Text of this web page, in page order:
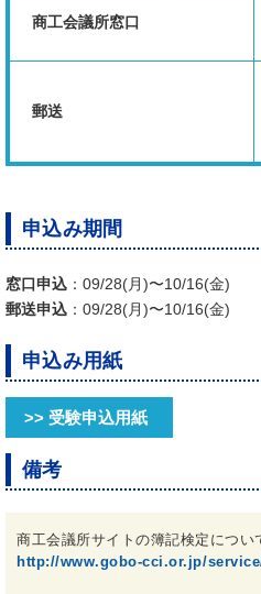
商工会議所窓口
郵送
申込み期間
窓口申込 ：09/28(月)〜10/16(金)
郵送申込 ：09/28(月)〜10/16(金)
申込み用紙
>> 受験申込用紙
備考
商工会議所サイトの簿記検定につい
http://www.gobo-cci.or.jp/